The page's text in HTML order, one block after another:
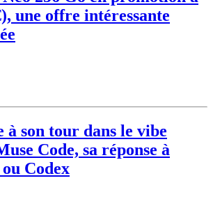
une offre intéressante
à son tour dans le vibe
Code, sa réponse à
Codex